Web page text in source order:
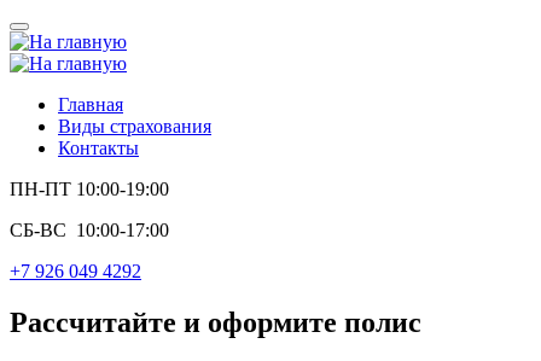
Главная
Виды страхования
Контакты
ПН-ПТ 10:00-19:00
СБ-ВС 10:00-17:00
+7 926 049 4292
Рассчитайте и оформите полис